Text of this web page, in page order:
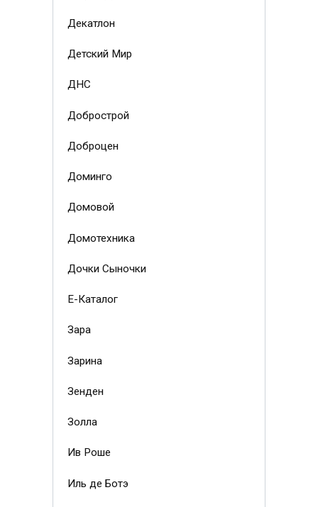
Декатлон
Детский Мир
ДНС
Добрострой
Доброцен
Доминго
Домовой
Домотехника
Дочки Сыночки
Е-Каталог
Зара
Зарина
Зенден
Золла
Ив Роше
Иль де Ботэ